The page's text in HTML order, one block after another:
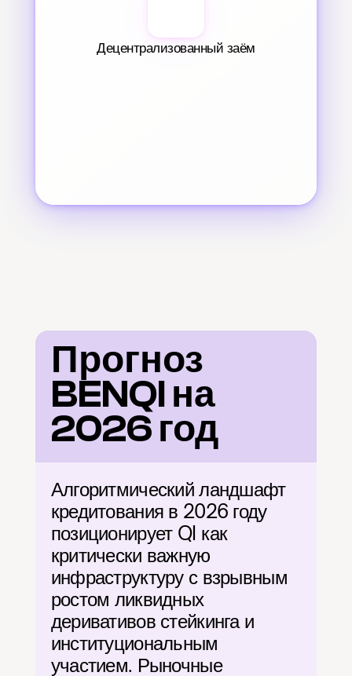
Децентрализованный заём
Прогноз
BENQI на
2026 год
Алгоритмический ландшафт
кредитования в 2026 году
позиционирует QI как
критически важную
инфраструктуру с взрывным
ростом ликвидных
деривативов стейкинга и
институциональным
участием. Рыночные